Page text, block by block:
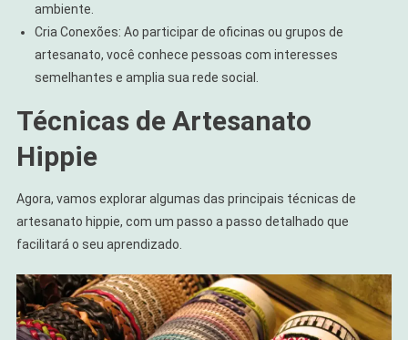
ambiente.
Cria Conexões: Ao participar de oficinas ou grupos de
artesanato, você conhece pessoas com interesses
semelhantes e amplia sua rede social.
Técnicas de Artesanato
Hippie
Agora, vamos explorar algumas das principais técnicas de
artesanato hippie, com um passo a passo detalhado que
facilitará o seu aprendizado.